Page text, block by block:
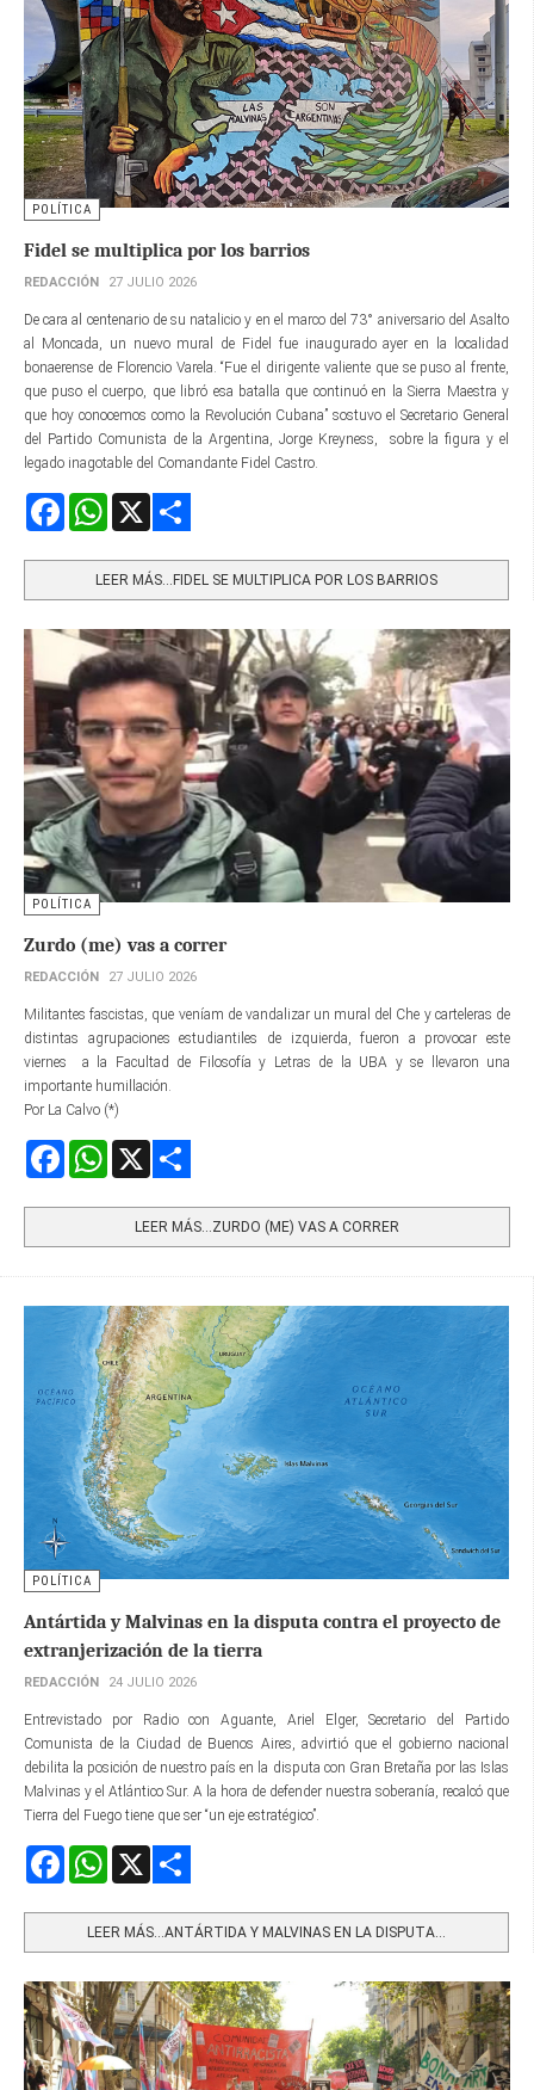
POLÍTICA
Fidel se multiplica por los barrios
REDACCIÓN 27 JULIO 2026
De cara al centenario de su natalicio y en el marco del 73° aniversario del Asalto
al Moncada, un nuevo mural de Fidel fue inaugurado ayer en la localidad
bonaerense de Florencio Varela. “Fue el dirigente valiente que se puso al frente,
que puso el cuerpo, que libró esa batalla que continuó en la Sierra Maestra y
que hoy conocemos como la Revolución Cubana” sostuvo el Secretario General
del Partido Comunista de la Argentina, Jorge Kreyness, sobre la figura y el
legado inagotable del Comandante Fidel Castro.
FacebookWhatsApp
LEER MÁS…FIDEL SE MULTIPLICA POR LOS BARRIOS
POLÍTICA
Zurdo (me) vas a correr
REDACCIÓN 27 JULIO 2026
Militantes fascistas, que veníam de vandalizar un mural del Che y carteleras de
distintas agrupaciones estudiantiles de izquierda, fueron a provocar este
viernes a la Facultad de Filosofía y Letras de la UBA y se llevaron una
importante humillación.
Por La Calvo (*)
FacebookWhatsApp
LEER MÁS…ZURDO (ME) VAS A CORRER
POLÍTICA
Antártida y Malvinas en la disputa contra el proyecto de
extranjerización de la tierra
REDACCIÓN 24 JULIO 2026
Entrevistado por Radio con Aguante, Ariel Elger, Secretario del Partido
Comunista de la Ciudad de Buenos Aires, advirtió que el gobierno nacional
debilita la posición de nuestro país en la disputa con Gran Bretaña por las Islas
Malvinas y el Atlántico Sur. A la hora de defender nuestra soberanía, recalcó que
Tierra del Fuego tiene que ser “un eje estratégico”.
FacebookWhatsApp
LEER MÁS…ANTÁRTIDA Y MALVINAS EN LA DISPUTA...